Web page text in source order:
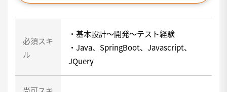
必須スキ
ル
・基本設計～開発～テスト経験
・Java、SpringBoot、Javascript、
JQuery